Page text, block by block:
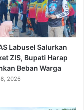
Labusel Salurkan
ZIS, Bupati Harap
Beban Warga
2026